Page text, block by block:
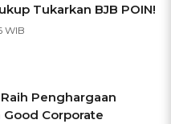
Tukarkan BJB POIN!
WIB
Penghargaan
Good Corporate